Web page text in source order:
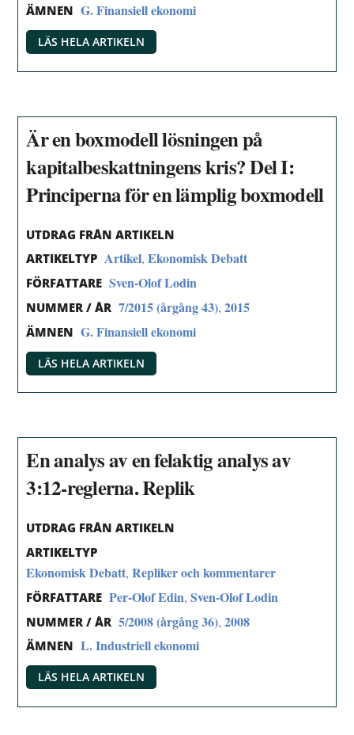
ÄMNEN G. Finansiell ekonomi
LÄS HELA ARTIKELN
Är en boxmodell lösningen på
kapitalbeskattningens kris? Del I:
Principerna för en lämplig boxmodell
UTDRAG FRÅN ARTIKELN
ARTIKELTYP Artikel,Ekonomisk Debatt
FÖRFATTARE Sven-Olof Lodin
NUMMER / ÅR 7/2015 (årgång 43),2015
ÄMNEN G. Finansiell ekonomi
LÄS HELA ARTIKELN
En analys av en felaktig analys av
3:12-reglerna. Replik
UTDRAG FRÅN ARTIKELN
ARTIKELTYP
Ekonomisk Debatt,Repliker och kommentarer
FÖRFATTARE Per-Olof Edin,Sven-Olof Lodin
NUMMER / ÅR 5/2008 (årgång 36),2008
ÄMNEN L. Industriell ekonomi
LÄS HELA ARTIKELN